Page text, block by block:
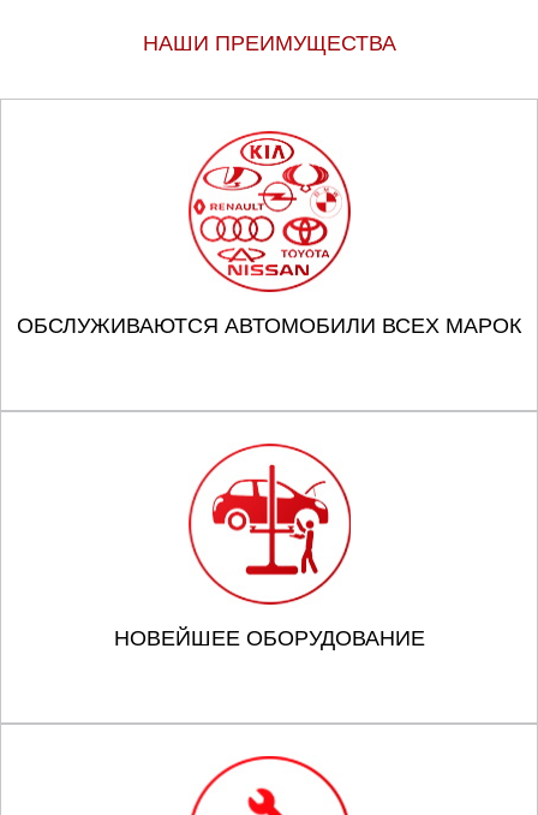
НАШИ ПРЕИМУЩЕСТВА
ОБСЛУЖИВАЮТСЯ АВТОМОБИЛИ ВСЕХ МАРОК
НОВЕЙШЕЕ ОБОРУДОВАНИЕ